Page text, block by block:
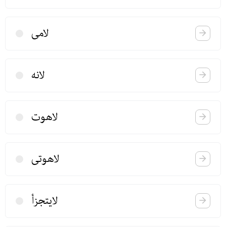
لامی
لانه
لاهوت
لاهوتی
لایتجزأ